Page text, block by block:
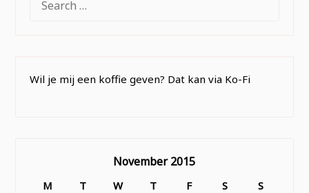
FOR:
Wil je mij een koffie geven? Dat kan via Ko-Fi
November 2015
M T W T F S
S